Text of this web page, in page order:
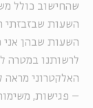
שהחישוב כולל
השעות שבזבזתי
השעות שבהן אני
לרשותנו במטרה
האלקטרוני מראה
– פגישות,